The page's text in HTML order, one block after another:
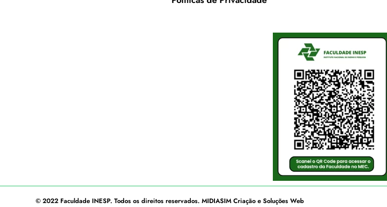
© 2022 Faculdade INESP. Todos os direitos reservados. MIDIASIM Criação e Soluções Web